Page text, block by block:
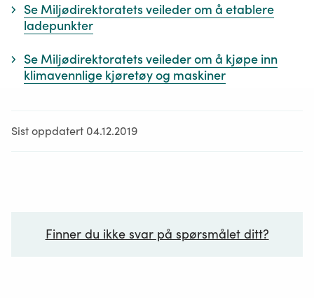
Se Miljødirektoratets veileder om å etablere
ladepunkter
Se Miljødirektoratets veileder om å kjøpe inn
klimavennlige kjøretøy og maskiner
Sist oppdatert 04.12.2019
Finner du ikke svar på spørsmålet ditt?